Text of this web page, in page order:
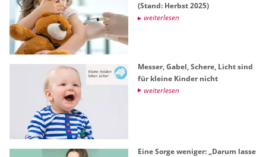
(Stand: Herbst 2025)
wei­ter­le­sen
Mes­ser, Gabel, Sche­re, Licht sind
für klei­ne Kin­der nicht
wei­ter­le­sen
Eine Sorge we­ni­ger: „Darum lasse